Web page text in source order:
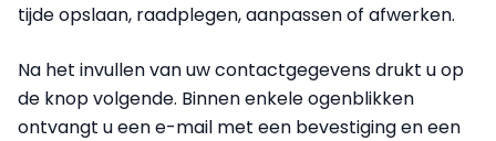
tijde opslaan, raadplegen, aanpassen of afwerken.
Na het invullen van uw contactgegevens drukt u op
de knop volgende. Binnen enkele ogenblikken
ontvangt u een e-mail met een bevestiging en een